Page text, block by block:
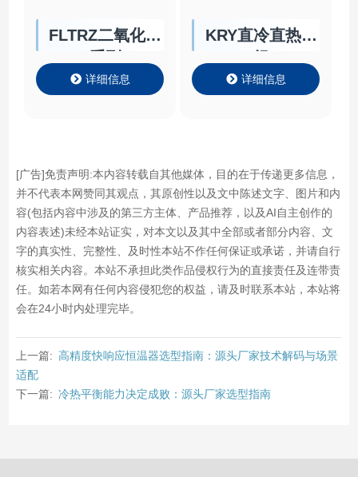
FLTRZ二氧化碳
详细信息
KRY直冷直热机
详细信息
[广告]免责声明:本内容转载自其他媒体，目的在于传递更多信息，
并不代表本网赞同其观点，其原创性以及文中陈述文字、图片和内
容(包括内容中涉及的第三方主体、产品推荐，以及AI自主创作的
内容表述)未经本站证实，对本文以及其中全部或者部分内容、文
字的真实性、完整性、及时性本站不作任何保证或承诺，并请自行
核实相关内容。本站不承担此类作品侵权行为的直接责任及连带责
任。如若本网有任何内容侵犯您的权益，请及时联系本站，本站将
会在24小时内处理完毕。
上一篇: 高精度快响应恒温器选型指南：源头厂家技术解码与场景
适配
下一篇: 冷热平衡能力决定成败：源头厂家选型指南